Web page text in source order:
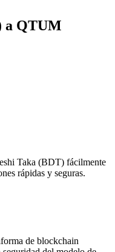
a QTUM
Taka (BDT) fácilmente
rápidas y seguras.
de blockchain